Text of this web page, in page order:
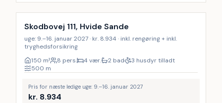
Skodbovej 111, Hvide Sande
uge: 9.–16. januar 2027 · kr. 8.934 · inkl. rengøring + inkl.
tryghedsforsikring
150 m² 8 pers. 4 vær. 2 bad
3 husdyr tilladt
500 m
Pris for næste ledige uge: 9.–16. januar 2027
kr. 8.934